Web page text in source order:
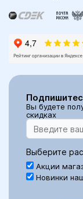
Вы будете
скидках
Выберите
Акции
Новинки